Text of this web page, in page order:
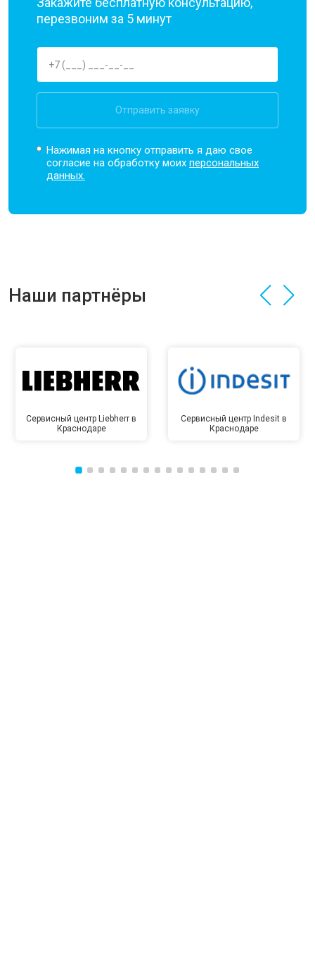
перезвоним за 5 минут
Отправить заявку
Нажимая на кнопку отправить я даю свое
согласие на обработку моихперсональных
данных.
Наши партнёры
Сервисный центр Liebherr в
Краснодаре
Сервисный центр Indesit в
Краснодаре